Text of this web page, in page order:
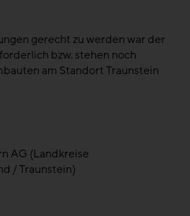
gerecht zu werden war der
bzw. stehen noch
am Standort Traunstein
AG (Landkreise
/ Traunstein)